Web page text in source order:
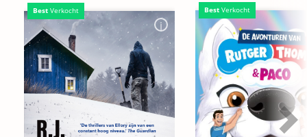
Best Verkocht Best Verkocht